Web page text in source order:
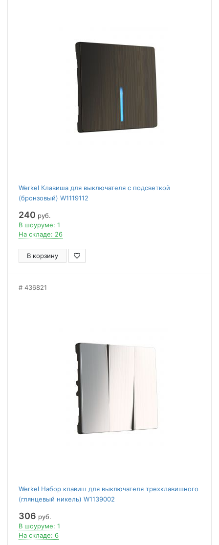
Werkel Клавиша для выключателя c подсветкой
(бронзовый) W1119112
240 руб.
В шоуруме: 1
На складе: 26
В корзину
436821
Werkel Набор клавиш для выключателя трехклавишного
(глянцевый никель) W1139002
306 руб.
В шоуруме: 1
На складе: 6